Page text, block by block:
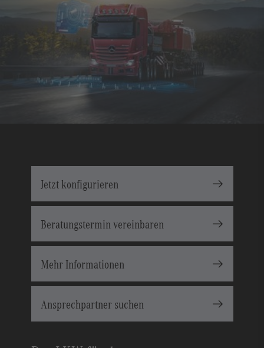
Jetzt konfigurieren
Beratungstermin vereinbaren
Mehr Informationen
Ansprechpartner suchen